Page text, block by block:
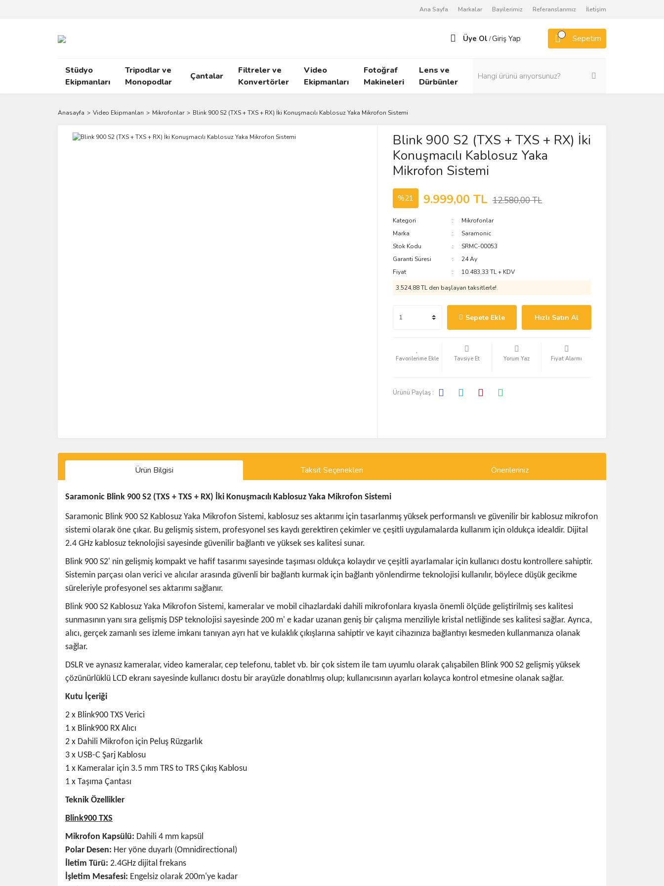
Ana Sayfa Markalar Bayilerimiz Referanslarımız İletişim
Üye Ol /Giriş Yap Sepetim
Stüdyo
Ekipmanları
Tripodlar ve
Monopodlar
Çantalar
Filtreler ve
Konvertörler
Video
Ekipmanları
Fotoğraf
Makineleri
Lens ve
Dürbünler
Anasayfa Video Ekipmanları Mikrofonlar Blink 900 S2 (TXS + TXS + RX) İki Konuşmacılı Kablosuz Yaka Mikrofon Sistemi
Blink 900 S2 (TXS + TXS + RX) İki
Konuşmacılı Kablosuz Yaka
Mikrofon Sistemi
%21 9.999,00 TL 12.580,00 TL
Kategori
Mikrofonlar
Marka
Saramonic
Stok Kodu
SRMC-00053
Garanti Süresi
24 Ay
Fiyat
10.483,33 TL + KDV
3.524,88 TL den başlayan taksitlerle!
Sepete Ekle Hızlı Satın Al
Tavsiye Et Yorum Yaz Fiyat Alarmı
Ürünü Paylaş :
Ürün Bilgisi Taksit Seçenekleri Önerileriniz
Saramonic Blink 900 S2 (TXS + TXS + RX) İki Konuşmacılı Kablosuz Yaka Mikrofon Sistemi
Saramonic Blink 900 S2 Kablosuz Yaka Mikrofon Sistemi, kablosuz ses aktarımı için tasarlanmış yüksek performanslı ve güvenilir bir kablosuz mikrofon
sistemi olarak öne çıkar. Bu gelişmiş sistem, profesyonel ses kaydı gerektiren çekimler ve çeşitli uygulamalarda kullanım için oldukça idealdir. Dijital
2.4 GHz kablosuz teknolojisi sayesinde güvenilir bağlantı ve yüksek ses kalitesi sunar.
Blink 900 S2' nin gelişmiş kompakt ve hafif tasarımı sayesinde taşıması oldukça kolaydır ve çeşitli ayarlamalar için kullanıcı dostu kontrollere sahiptir.
Sistemin parçası olan verici ve alıcılar arasında güvenli bir bağlantı kurmak için bağlantı yönlendirme teknolojisi kullanılır, böylece düşük gecikme
süreleriyle profesyonel ses aktarımı sağlanır.
Blink 900 S2 Kablosuz Yaka Mikrofon Sistemi, kameralar ve mobil cihazlardaki dahili mikrofonlara kıyasla önemli ölçüde geliştirilmiş ses kalitesi
sunmasının yanı sıra gelişmiş DSP teknolojisi sayesinde 200 m' e kadar uzanan geniş bir çalışma menziliyle kristal netliğinde ses kalitesi sağlar. Ayrıca,
alıcı, gerçek zamanlı ses izleme imkanı tanıyan ayrı hat ve kulaklık çıkışlarına sahiptir ve kayıt cihazınıza bağlantıyı kesmeden kullanmanıza olanak
sağlar.
DSLR ve aynasız kameralar, video kameralar, cep telefonu, tablet vb. bir çok sistem ile tam uyumlu olarak çalışabilen Blink 900 S2 gelişmiş yüksek
çözünürlüklü LCD ekranı sayesinde kullanıcı dostu bir arayüzle donatılmış olup; kullanıcısının ayarları kolayca kontrol etmesine olanak sağlar.
Kutu İçeriği
2 x Blink900 TXS Verici
1 x Blink900 RX Alıcı
2 x Dahili Mikrofon için Peluş Rüzgarlık
3 x USB-C Şarj Kablosu
1 x Kameralar için 3.5 mm TRS to TRS Çıkış Kablosu
1 x Taşıma Çantası
Teknik Özellikler
Blink900 TXS
Mikrofon Kapsülü: Dahili 4 mm kapsül
Polar Desen: Her yöne duyarlı (Omnidirectional)
İletim Türü: 2.4GHz dijital frekans
İşletim Mesafesi: Engelsiz olarak 200m'ye kadar